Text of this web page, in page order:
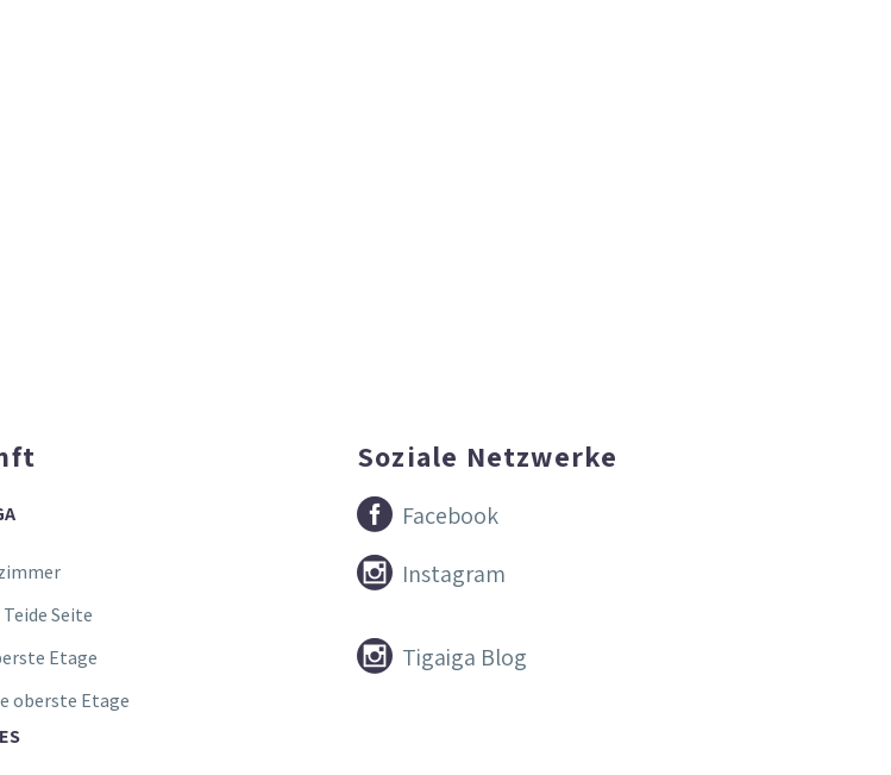
Seite
Etage
oberste Etage
Soziale Netzwerke

 Facebook

 Instagram

 Tigaiga Blog